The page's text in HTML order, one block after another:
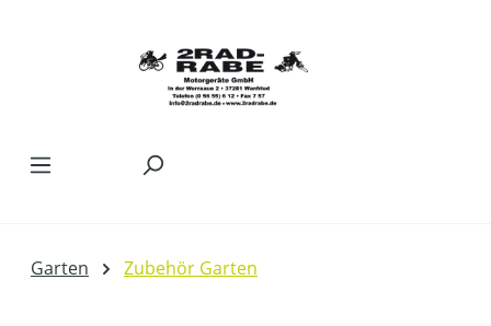
Garten Zubehör Garten